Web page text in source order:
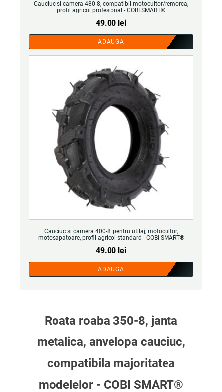
Cauciuc si camera 480-8, compatibil motocultor/remorca,
profil agricol profesional - COBI SMART®
49.00 lei
ADAUGA
Cauciuc si camera 400-8, pentru utilaj, motocultor,
motosapatoare, profil agricol standard - COBI SMART®
49.00 lei
ADAUGA
Roata roaba 350-8, janta
metalica, anvelopa cauciuc,
compatibila majoritatea
modelelor - COBI SMART®